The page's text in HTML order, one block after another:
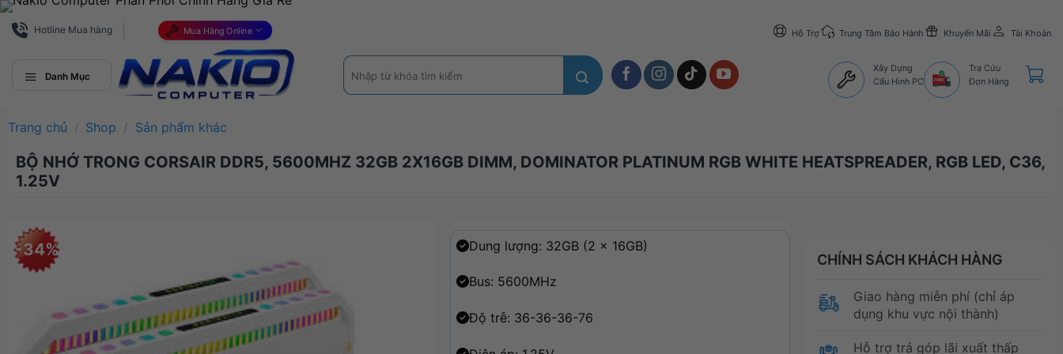
Bỏ
qua
Hotline Mua hàng Mua Hàng Online Hỗ Trợ Trung Tâm Bảo Hành Khuyến Mãi Tài Khoản
Danh Mục
Tìm
kiếm:
Xây Dựng
Cấu Hình PC
Tra Cứu
Đơn Hàng
Trang chủ / Shop / Sản phẩm khác
BỘ NHỚ TRONG CORSAIR DDR5, 5600MHZ 32GB 2X16GB DIMM, DOMINATOR PLATINUM RGB WHITE HEATSPREADER, RGB LED, C36,
1.25V
-34% Dung lượng: 32GB (2 x 16GB)
Bus: 5600MHz
Độ trễ: 36-36-36-76
CHÍNH SÁCH KHÁCH HÀNG
Giao hàng miễn phí (chỉ áp
dụng khu vực nội thành)
Hỗ trợ trả góp lãi xuất thấp